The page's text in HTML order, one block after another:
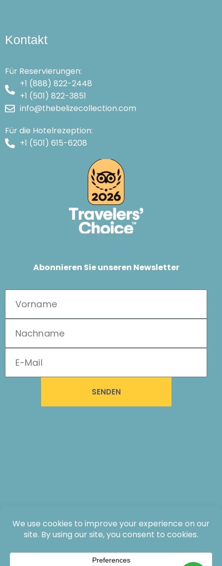
Kontakt
Für Reservierungen:
+1 (888) 822-2448
+1 (501) 822-3851
info@thebelizecollection.com
Für die Hotelrezeption:
+1 (501) 615-6208
Abonnieren Sie unseren Newsletter
SENDEN